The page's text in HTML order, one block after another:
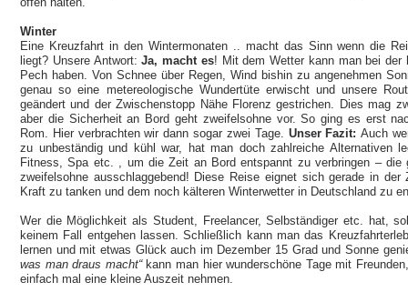
Winter
Eine Kreuzfahrt in den Wintermonaten .. macht das Sinn wenn die
liegt? Unsere Antwort:Ja, macht es! Mit dem Wetter kann man bei der
Pech haben. Von Schnee über Regen, Wind bishin zu angenehmen
genau so eine metereologische Wundertüte erwischt und unsere
geändert und der Zwischenstopp Nähe Florenz gestrichen. Dies mag
aber die Sicherheit an Bord geht zweifelsohne vor. So ging es erst
Rom. Hier verbrachten wir dann sogar zwei Tage. Unser Fazit: Auch
zu unbeständig und kühl war, hat man doch zahlreiche Alternativen
Fitness, Spa etc. , um die Zeit an Bord entspannt zu verbringen –
zweifelsohne ausschlaggebend! Diese Reise eignet sich gerade in
Kraft zu tanken und dem noch kälteren Winterwetter in Deutschland zu
Wer die Möglichkeit als Student, Freelancer, Selbständiger etc. hat,
keinem Fall entgehen lassen. Schließlich kann man das
lernen und mit etwas Glück auch im Dezember 15 Grad und Sonne
was man draus macht“ kann man hier wunderschöne Tage mit
einfach mal eine kleine Auszeit nehmen.